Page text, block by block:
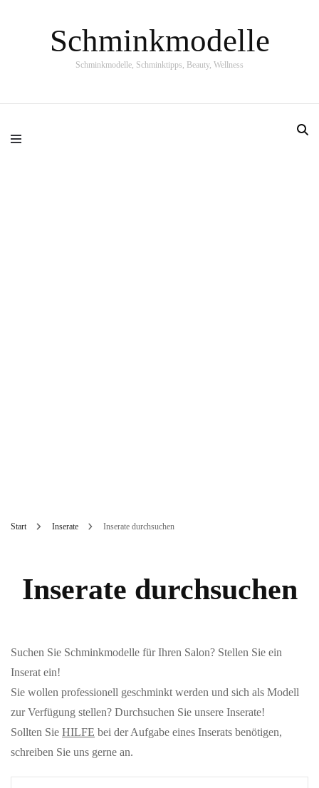
Schminkmodelle
Schminkmodelle, Schminktipps, Beauty, Wellness
Start Inserate Inserate durchsuchen
Inserate durchsuchen
Suchen Sie Schminkmodelle für Ihren Salon? Stellen Sie ein
Inserat ein!
Sie wollen professionell geschminkt werden und sich als Modell
zur Verfügung stellen? Durchsuchen Sie unsere Inserate!
Sollten Sie HILFE bei der Aufgabe eines Inserats benötigen,
schreiben Sie uns gerne an.